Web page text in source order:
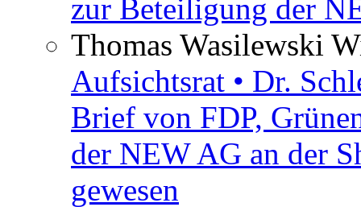
zur Beteiligung der
Thomas Wasilewski
Aufsichtsrat • Dr.
Brief von FDP,
der NEW AG an der
gewesen